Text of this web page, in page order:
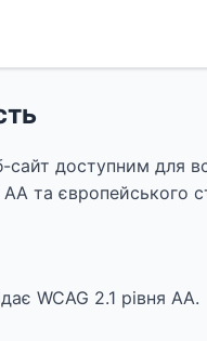
сайт доступним для
AA та європейського
WCAG 2.1 рівня AA.